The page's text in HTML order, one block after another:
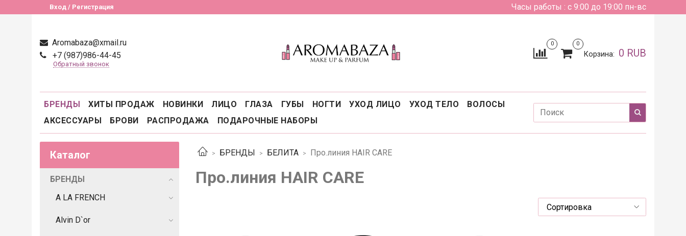
Вход / Регистрация Часы работы : с 9:00 до 19:00 пн-вс
Aromabaza@xmail.ru
+7 (987)986-44-45
Обратный звонок
0 0
Корзина: 0 RUB
БРЕНДЫ ХИТЫ ПРОДАЖ НОВИНКИ ЛИЦО ГЛАЗА ГУБЫ НОГТИ УХОД ЛИЦО УХОД ТЕЛО
ВОЛОСЫ
АКСЕССУАРЫ
БРОВИ РАСПРОДАЖА ПОДАРОЧНЫЕ НАБОРЫ
БРЕНДЫ БЕЛИТА Про.линия HAIR CARE
Про.линия HAIR CARE
Каталог
БРЕНДЫ
A LA FRENCH
Alvin D`or